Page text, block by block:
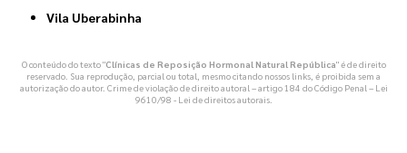
Vila Uberabinha
O conteúdo do texto "Clínicas de Reposição Hormonal Natural República" é de direito
reservado. Sua reprodução, parcial ou total, mesmo citando nossos links, é proibida sem a
autorização do autor. Crime de violação de direito autoral – artigo 184 do Código Penal – Lei
9610/98 - Lei de direitos autorais.